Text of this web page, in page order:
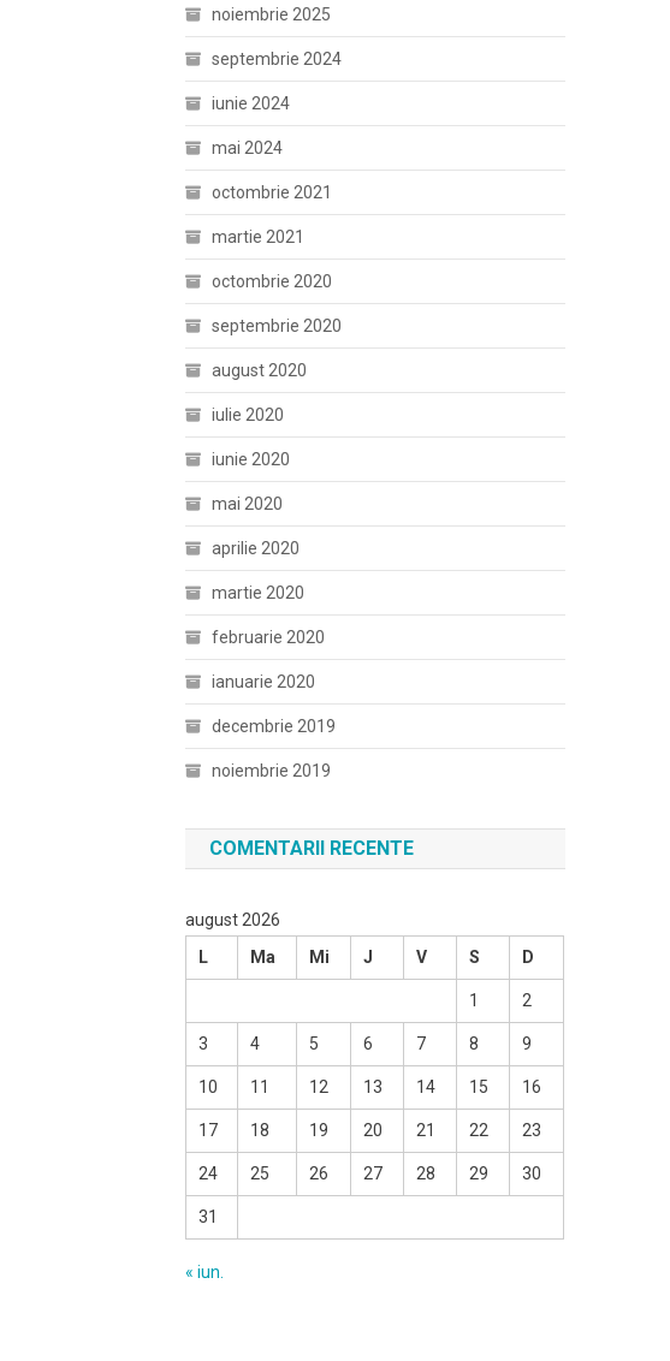
noiembrie 2025
septembrie 2024
iunie 2024
mai 2024
octombrie 2021
martie 2021
octombrie 2020
septembrie 2020
august 2020
iulie 2020
iunie 2020
mai 2020
aprilie 2020
martie 2020
februarie 2020
ianuarie 2020
decembrie 2019
noiembrie 2019
COMENTARII RECENTE
august 2026
L
Ma Mi J V S D
1 2
3 4 5 6 7 8 9
10 11 12 13 14 15 16
17 18 19 20 21 22 23
24 25 26 27 28 29 30
31
« iun.